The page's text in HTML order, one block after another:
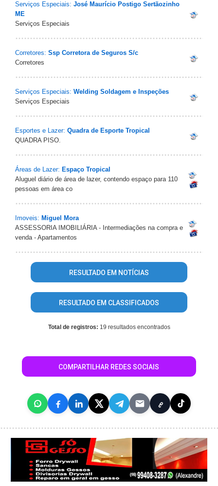
Serviços Especiais: José Maurício Postigo Sertãozinho
ME
Serviços Especiais
Corretores: Ssp Corretora de Seguros S/c
Corretores
Serviços Especiais: Welding Soldagem e Inspeções
Serviços Especiais
Esportes e Lazer: Quadra de Esporte Tropical
QUADRA PISO.
Áreas de Lazer: Espaço Tropical
Aluguel diário de área de lazer, contendo espaço para 110
pessoas em área co
Imoveis: Miguel Mora
ASSESSORIA IMOBILIÁRIA - Intermediações na compra e
venda - Apartamentos
RESULTADO EM NOTÍCIAS
RESULTADO EM CLASSIFICADOS
Total de registros: 19 resultados encontrados
COMPARTILHAR REDES SOCIAIS